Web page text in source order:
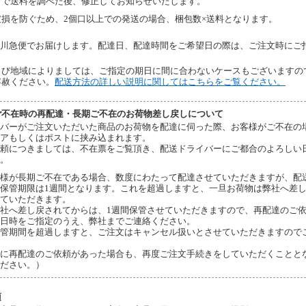
を防ぐため、2個口以上での発送の場合、梱包数×送料となります。
急便でお届けします。配達日、配達時間をご希望日の際は、ご注文時にご
地域によりましては、ご指定の期日に間に合わないケースもございますの
ください。 配送方法の詳しい説明に関してはこちらをご覧ください。
在時の再配達・長期ご不在のお荷物差し戻しについて
ーがご注文いただいた商品のお荷物を配達に伺った際、お客様がご不在の
もしくはポストに挟み込まれます。
につきましては、不在票をご覧頂き、配送ドライバーにご都合のよろしい
が長期ご不在である場合、数度にわたって配達させていただきますが、配
管期限は1週間となります。これを超過しますと、一旦お荷物は弊社へ差
いただきます。
へ差し戻されてからは、1週間保管させていただきますので、再配達のご
時をご指定のうえ、弊社までご連絡ください。
期間を超過しますと、ご注文はキャンセル扱いとさせていただきますので
再配達のご依頼があった場合も、再度ご注文手続きをしていただくことと
さい。）